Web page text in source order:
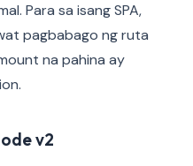
Para sa isang SPA,
pagbabago ng ruta
na pahina ay
v2